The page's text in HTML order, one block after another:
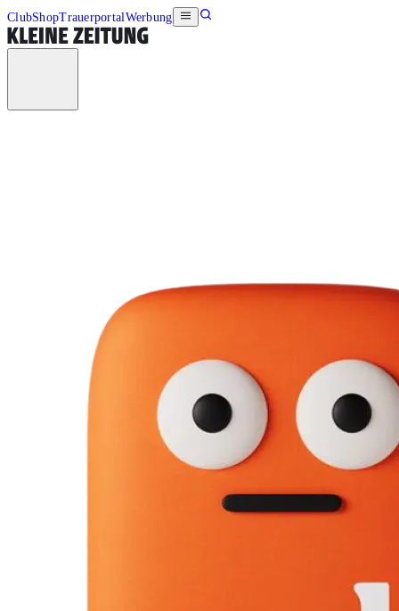
ClubShopTrauerportalWerbung